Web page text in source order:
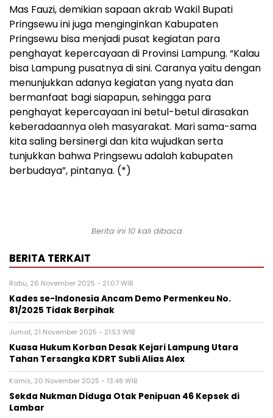
Mas Fauzi, demikian sapaan akrab Wakil Bupati
Pringsewu ini juga menginginkan Kabupaten
Pringsewu bisa menjadi pusat kegiatan para
penghayat kepercayaan di Provinsi Lampung. “Kalau
bisa Lampung pusatnya di sini. Caranya yaitu dengan
menunjukkan adanya kegiatan yang nyata dan
bermanfaat bagi siapapun, sehingga para
penghayat kepercayaan ini betul-betul dirasakan
keberadaannya oleh masyarakat. Mari sama-sama
kita saling bersinergi dan kita wujudkan serta
tunjukkan bahwa Pringsewu adalah kabupaten
berbudaya”, pintanya. (*)
Berita ini 10 kali dibaca
BERITA TERKAIT
Rabu, 26 November 2025 - 21:07 WIB
Kades se-Indonesia Ancam Demo Permenkeu No.
81/2025 Tidak Berpihak
Jumat, 21 November 2025 - 21:53 WIB
Kuasa Hukum Korban Desak Kejari Lampung Utara
Tahan Tersangka KDRT Subli Alias Alex
Kamis, 20 November 2025 - 13:48 WIB
Sekda Nukman Diduga Otak Penipuan 46 Kepsek di
Lambar